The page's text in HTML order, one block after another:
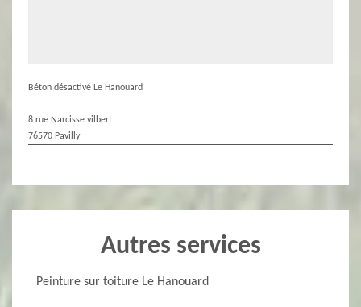
Béton désactivé Le Hanouard
8 rue Narcisse vilbert
76570 Pavilly
Autres services
Peinture sur toiture Le Hanouard